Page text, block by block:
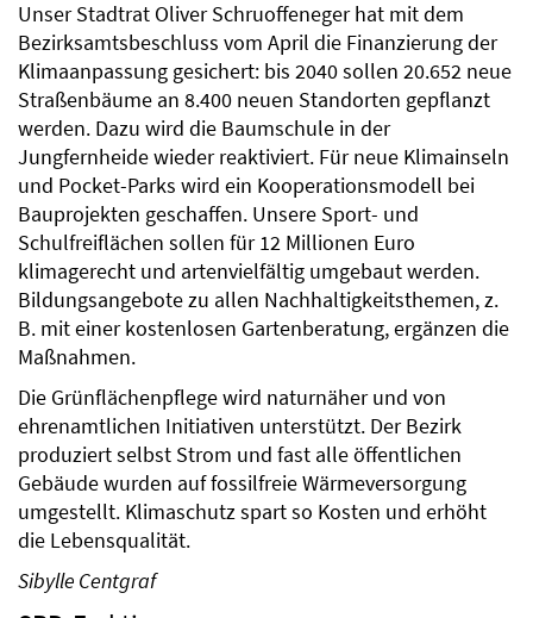
Unser Stadtrat Oliver Schruoffeneger hat mit dem
Bezirksamtsbeschluss vom April die Finanzierung der
Klimaanpassung gesichert: bis 2040 sollen 20.652 neue
Straßenbäume an 8.400 neuen Standorten gepflanzt
werden. Dazu wird die Baumschule in der
Jungfernheide wieder reaktiviert. Für neue Klimainseln
und Pocket-Parks wird ein Kooperationsmodell bei
Bauprojekten geschaffen. Unsere Sport- und
Schulfreiflächen sollen für 12 Millionen Euro
klimagerecht und artenvielfältig umgebaut werden.
Bildungsangebote zu allen Nachhaltigkeitsthemen, z.
B. mit einer kostenlosen Gartenberatung, ergänzen die
Maßnahmen.
Die Grünflächenpflege wird naturnäher und von
ehrenamtlichen Initiativen unterstützt. Der Bezirk
produziert selbst Strom und fast alle öffentlichen
Gebäude wurden auf fossilfreie Wärmeversorgung
umgestellt. Klimaschutz spart so Kosten und erhöht
die Lebensqualität.
Sibylle Centgraf